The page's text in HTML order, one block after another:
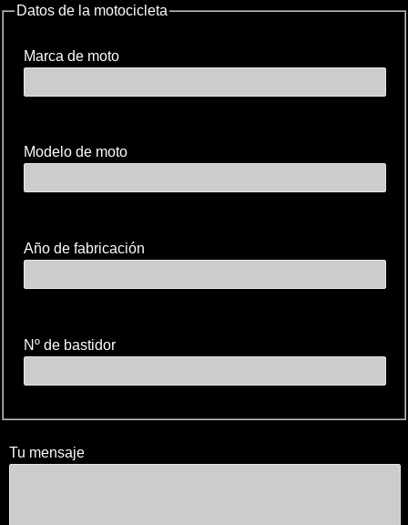
Datos de la motocicleta
Marca de moto
Modelo de moto
Año de fabricación
Nº de bastidor
Tu mensaje